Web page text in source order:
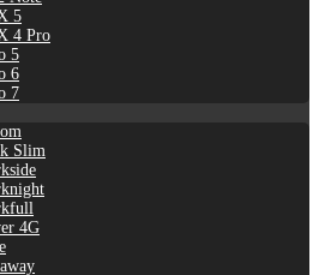
5
4 Pro
5
6
7
Slim
4G